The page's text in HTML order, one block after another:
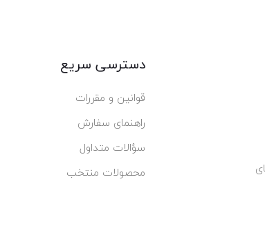
دسترسی سریع
قوانین و مقررات
راهنمای سفارش
سؤالات متداول
محصولات منتخب